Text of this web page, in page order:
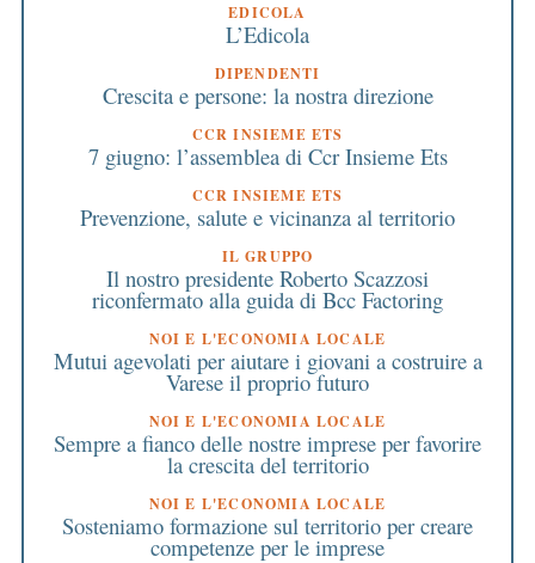
EDICOLA
L’Edicola
DIPENDENTI
Crescita e persone: la nostra direzione
CCR INSIEME ETS
7 giugno: l’assemblea di Ccr Insieme Ets
CCR INSIEME ETS
Prevenzione, salute e vicinanza al territorio
IL GRUPPO
Il nostro presidente Roberto Scazzosi
riconfermato alla guida di Bcc Factoring
NOI E L'ECONOMIA LOCALE
Mutui agevolati per aiutare i giovani a costruire a
Varese il proprio futuro
NOI E L'ECONOMIA LOCALE
Sempre a fianco delle nostre imprese per favorire
la crescita del territorio
NOI E L'ECONOMIA LOCALE
Sosteniamo formazione sul territorio per creare
competenze per le imprese